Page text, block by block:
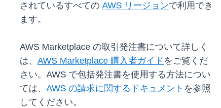
されているすべての AWS リージョンで利用でき
ます。
AWS Marketplace の取引発注書について詳しく
は、 AWS Marketplace 購入者ガイド をご覧くだ
さい。AWS で包括発注書を使用する方法につい
ては、 AWS の請求に関するドキュメント を参照
してください。